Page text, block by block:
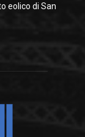
eolico di San